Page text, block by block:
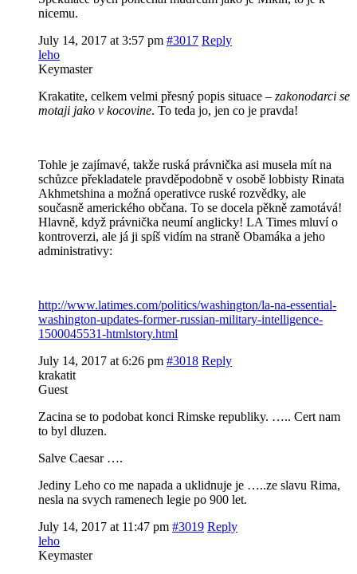
nicemu.
July 14, 2017 at 3:57 pm #3017 Reply
leho
Keymaster
Krakatite, celkem velmi přesný popis situace – zakonodarci se
motaji jako v kocovine. To teda jo, jen co je pravda!
Tohle je zajímavé, takže ruská právnička asi musela mít na
schůzce překladatele pravděpodobně v osobě lobbisty Rinata
Akhmetshina a možná operativce ruské rozvědky, ale
současně amerického občana. To se docela pěkně zamotává!
Hlavně, když právnička neumí anglicky! LA Times mluví o
kontroverzi, ale já ji spíš vidím na straně Obamáka a jeho
administrativy:
http://www.latimes.com/politics/washington/la-na-essential-
washington-updates-former-russian-military-intelligence-
1500045531-htmlstory.html
July 14, 2017 at 6:26 pm #3018 Reply
krakatit
Guest
Zacina se to podobat konci Rimske republiky. ….. Cert nam
to byl dluzen.
Salve Caesar ….
Jediny Leho co me napada a uklidnuje je …..ze slavu Rima,
nesla na svych ramenech legie po 900 let.
July 14, 2017 at 11:47 pm #3019 Reply
leho
Keymaster